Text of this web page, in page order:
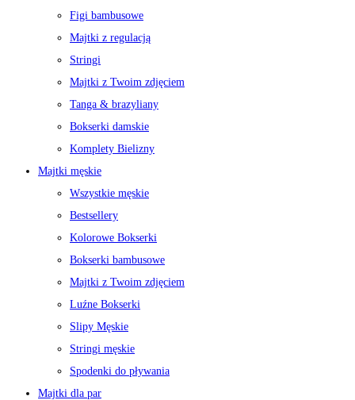
Figi bambusowe
Majtki z regulacją
Stringi
Majtki z Twoim zdjęciem
Tanga & brazyliany
Bokserki damskie
Komplety Bielizny
Majtki męskie
Wszystkie męskie
Bestsellery
Kolorowe Bokserki
Bokserki bambusowe
Majtki z Twoim zdjęciem
Luźne Bokserki
Slipy Męskie
Stringi męskie
Spodenki do pływania
Majtki dla par